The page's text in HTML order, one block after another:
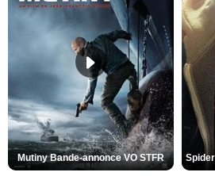
Mutiny Bande-annonce VO STFR